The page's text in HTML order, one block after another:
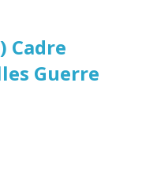
Cadre
Guerre